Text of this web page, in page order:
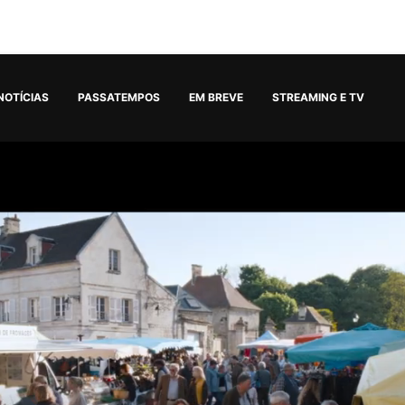
PASSATEMPOS EM BREVE STREAMING E TV